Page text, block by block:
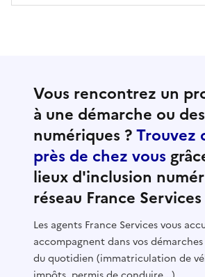
Vous rencontrez un
à une démarche ou
numériques ?Trouvez
près de chez vous
lieux d'inclusion
réseau France Services
Les agents France Services vous
accompagnent dans vos
du quotidien (immatriculation de